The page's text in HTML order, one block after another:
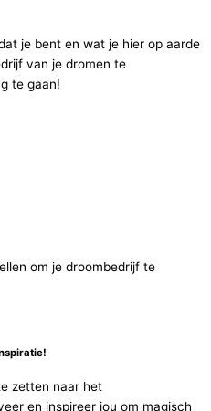
je bent en wat je hier op aarde
van je dromen te
te gaan!
om je droombedrijf te
zetten naar het
en inspireer jou om magisch